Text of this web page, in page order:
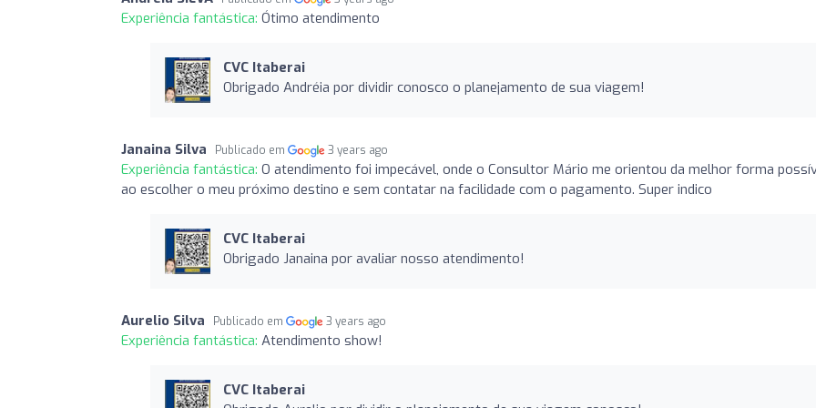
Experiência fantástica: Ótimo atendimento
CVC Itaberai
Obrigado Andréia por dividir conosco o planejamento de sua viagem!
Janaina Silva Publicado em 3 years ago
Experiência fantástica: O atendimento foi impecável, onde o Consultor Mário me orientou da melhor forma
ao escolher o meu próximo destino e sem contatar na facilidade com o pagamento. Super indico
CVC Itaberai
Obrigado Janaina por avaliar nosso atendimento!
Aurelio Silva Publicado em 3 years ago
Experiência fantástica: Atendimento show!
CVC Itaberai